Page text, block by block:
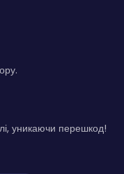
уникаючи перешкод!